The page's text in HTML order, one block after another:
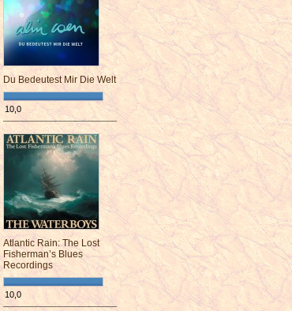
Du Bedeutest Mir Die Welt
10,0
¯¯¯¯¯¯¯¯¯¯¯¯¯¯¯¯¯¯¯¯¯¯¯¯
Atlantic Rain: The Lost
Fisherman’s Blues
Recordings
10,0